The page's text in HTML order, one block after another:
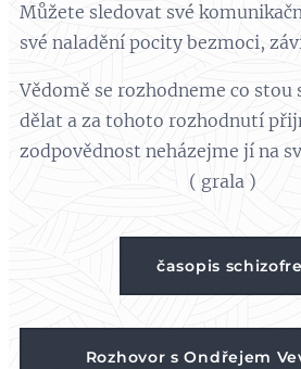
Můžete sledovat své
své naladění pocity bezmoci,
Vědomě se rozhodneme co stou
dělat a za tohoto rozhodnutí
zodpovědnost neházejme jí
( grala )
časopis
Rozhovor s Ondřejem